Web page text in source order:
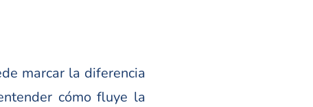
marcar la diferencia
cómo fluye la